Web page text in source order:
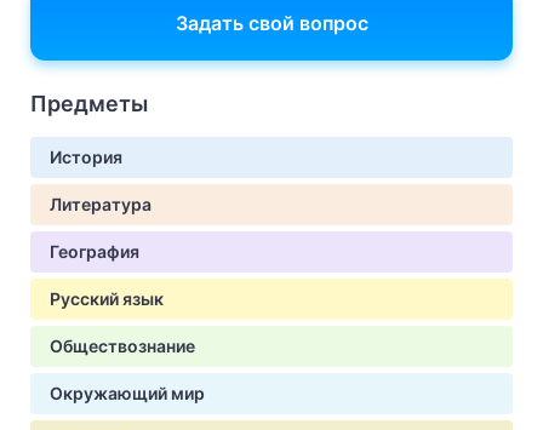
Задать свой вопрос
Предметы
История
Литература
География
Русский язык
Обществознание
Окружающий мир